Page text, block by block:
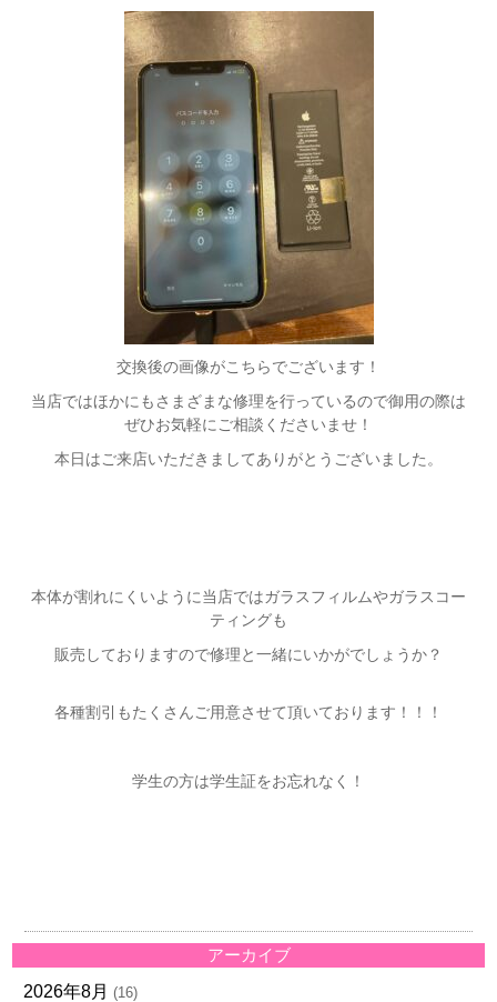
交換後の画像がこちらでございます！
当店ではほかにもさまざまな修理を行っているので御用の際は
ぜひお気軽にご相談くださいませ！
本日はご来店いただきましてありがとうございました。
本体が割れにくいように当店ではガラスフィルムやガラスコー
ティングも
販売しておりますので修理と一緒にいかがでしょうか？
各種割引もたくさんご用意させて頂いております！！！
学生の方は学生証をお忘れなく！
アーカイブ
2026年8月 (16)